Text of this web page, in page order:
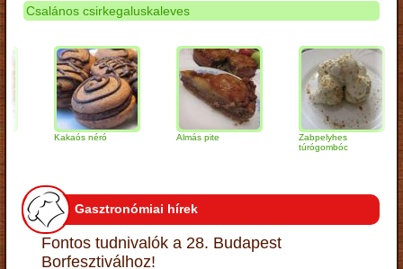
Csalános csirkegaluskaleves
Kakaós néró Almás pite
Zabpelyhes
túrógombóc
Gasztronómiai hírek
Fontos tudnivalók a 28. Budapest
Borfesztiválhoz!